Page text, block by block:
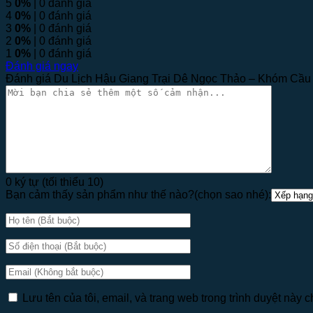
5 0% | 0 đánh giá
4 0% | 0 đánh giá
3 0% | 0 đánh giá
2 0% | 0 đánh giá
1 0% | 0 đánh giá
Đánh giá ngay
Đánh giá Du Lịch Hậu Giang Trại Dê Ngọc Thảo – Khóm
0 ký tự (tối thiểu 10)
Bạn cảm thấy sản phẩm như thế nào?(chọn sao nhé):
Lưu tên của tôi, email, và trang web trong trình duyệt này